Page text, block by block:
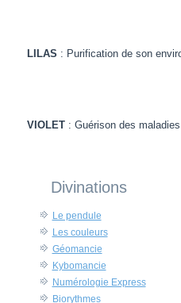
LILAS : Purification de son
VIOLET : Guérison des
Divinations
Le pendule
Les couleurs
Géomancie
Kybomancie
Numérologie Express
Biorythmes